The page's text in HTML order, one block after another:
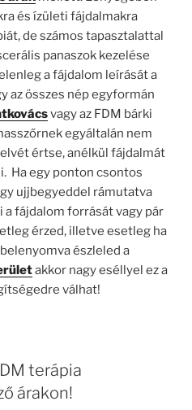
és ízületi fájdalmakra
de számos tapasztalattal
panaszok kezelése
a fájdalom leírását a
az összes nép egyformán
vagy az FDM bárki
egyáltalán nem
értse, anélkül fájdalmát
Ha egy ponton csontos
ujjbegyeddel rámutatva
a fájdalom forrását vagy pár
érzed, illetve esetleg ha
észleled a
akkor nagy eséllyel ez a
válhat!
terápia
árakon!